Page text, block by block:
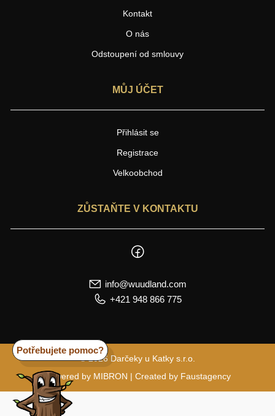
Kontakt
O nás
Odstoupení od smlouvy
MŮJ ÚČET
Přihlásit se
Registrace
Velkoobchod
ZŮSTAŇTE V KONTAKTU
info@wuudland.com
+421 948 866 775
© 2026 Darčeky u Katky s.r.o.
Powered by MIBRON | Created by Faustagency
Potřebujete pomoc?